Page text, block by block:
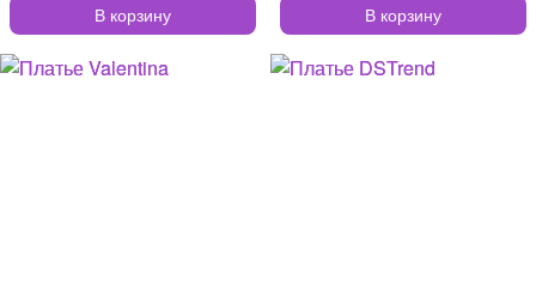
В корзину В корзину